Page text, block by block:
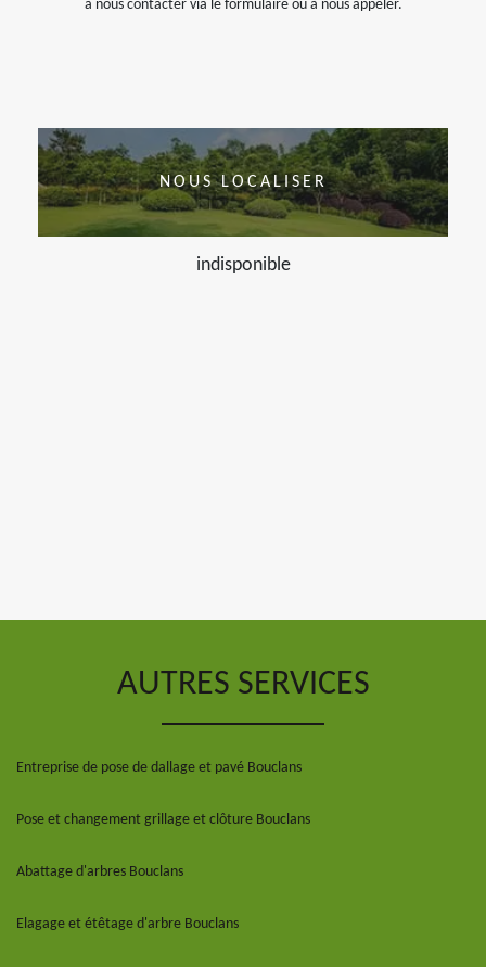
à nous contacter via le formulaire ou à nous appeler.
NOUS LOCALISER
indisponible
AUTRES SERVICES
Entreprise de pose de dallage et pavé Bouclans
Pose et changement grillage et clôture Bouclans
Abattage d'arbres Bouclans
Elagage et étêtage d'arbre Bouclans